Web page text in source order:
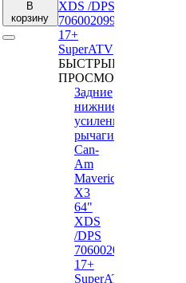
В
корзину
БЫСТРЫЙ
ПРОСМОТР
Задние
нижние
усиленные
рычаги
Can-
Am
Maverick
X3
64"
XDS
/DPS
706002099
17+
SuperATV